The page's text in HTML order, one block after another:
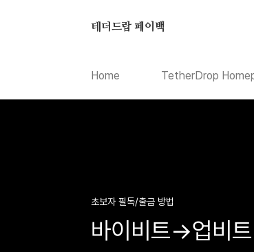
테더드랍 페이백
Home TetherDrop
초보자 필독/출금 방법
바이비트→업비